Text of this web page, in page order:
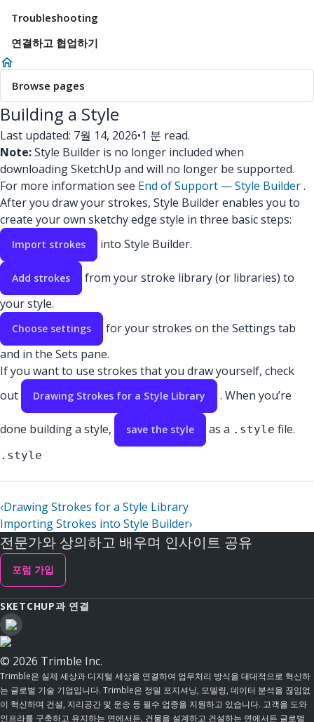
Troubleshooting
연결하고 협업하기
Browse pages
Building a Style
Last updated: 7월 14, 2026•1 분 read.
Note:Style Builder is no longer included when
downloading SketchUp and will no longer be supported.
For more information see End of Support — Style Builder.
After you draw your strokes, Style Builder enables you to
create your own sketchy edge style in three basic steps:
Import strokes into Style Builder.
Add strokes
from your stroke library (or libraries) to
your style.
Choose settings
for your strokes on the Settings tab
and in the Sets pane.
If you want to use strokes that you draw yourself, check
out
Drawing Strokes for a Style Library . When you’re
done building a style, save the style as a .style file.
.style
‹Drawing Strokes for a Style Library
Importing Strokes into Style Builder›
전문가와 상의하고 배우며 인사이트 공유
포럼 가입
SKETCHUP과 연결
© 2026 Trimble Inc.
Trimble은 실제 세상과 디지털 세상을 연결하여 업무처리 방식을 대대적으로 혁신하
는 글로벌 기술 기업입니다. Trimble은 정밀 포지셔닝, 모델링, 데이터 분석을 끊임없
이 혁신하며 건설, 지리공간 및 운송 등 필수 업종을 지원하고 있습니다. 고객을 도와
인프라를 구축하고 유지하는 면에서든, 건물을 설계하고 건설하는 면에서든 글로벌